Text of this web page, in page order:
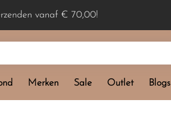
vanaf € 70,00!
Merken Sale Outlet Blogs